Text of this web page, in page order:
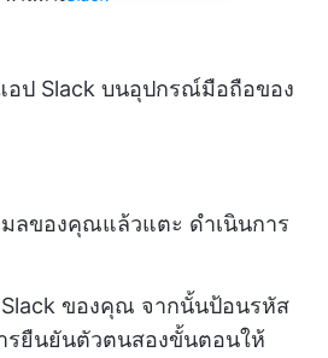
อป Slack บนอุปกรณ์มือถือของ
ลของคุณแล้วแตะ ดำเนินการ
ของคุณ จากนั้นป้อนรหัส
รยืนยันตัวตนสองขั้นตอนให้